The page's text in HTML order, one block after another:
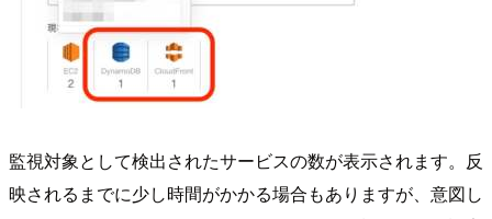
監視対象として検出されたサービスの数が表示されます。反
映されるまでに少し時間がかかる場合もありますが、意図し